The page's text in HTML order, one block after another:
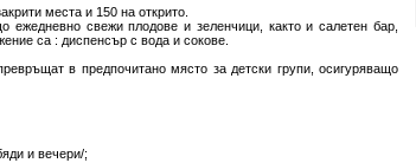
места и 150 на открито.
свежи плодове и зеленчици, както и салетен бар,
са : диспенсър с вода и сокове.
в предпочитано място за детски групи, осигуряващо
и вечери/;